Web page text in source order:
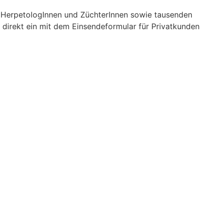
und ZüchterInnen sowie tausenden
ein mit dem Einsendeformular für Privatkunden